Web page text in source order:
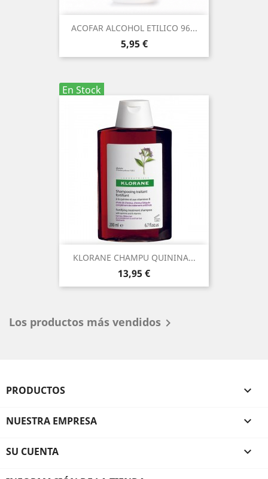
ACOFAR ALCOHOL ETILICO 96...
Precio
5,95 €
En Stock
KLORANE CHAMPU QUININA...
Precio
13,95 €
Los productos más vendidos 
PRODUCTOS 
NUESTRA EMPRESA 
SU CUENTA 